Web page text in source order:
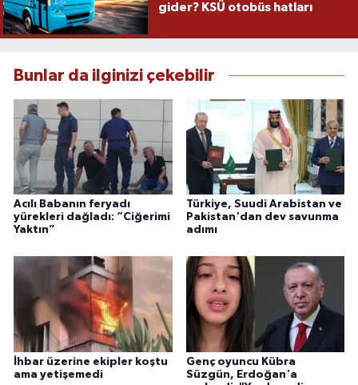
gider? KSÜ otobüs hatları
Bunlar da ilginizi çekebilir
Acılı Babanın feryadı
yürekleri dağladı: “Ciğerimi
Yaktın”
Türkiye, Suudi Arabistan ve
Pakistan'dan dev savunma
adımı
İhbar üzerine ekipler koştu
ama yetişemedi
Genç oyuncu Kübra
Süzgün, Erdoğan'a